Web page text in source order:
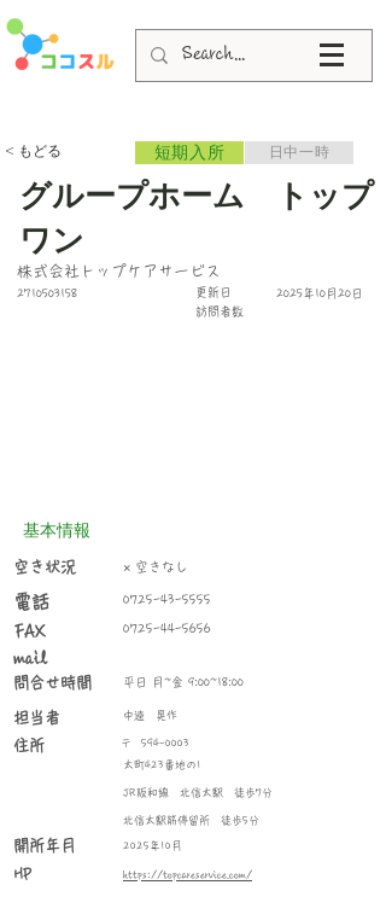
< もどる 短期入所 日中一時
グループホーム トップ
ワン
株式会社トップケアサービス
2710503158 更新日
2025年10月20日
​訪問者数
基本情報
空き状況
​電話
FAX
mail
問合せ時間
​担当者
住所
× 空きなし
0725-43-5555
0725-44-5656
平日 月~金 9:00~18:00
中逵 晃作
594-0003
〒
太町423番地の1
JR阪和線 北信太駅 徒歩7分
北信太駅筋停留所 徒歩5分
​開所年月
HP
2025年10月
https://topcareservice.com/